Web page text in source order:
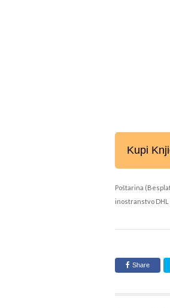
Kupi
Poštarina
inostranstvo DHL
Share